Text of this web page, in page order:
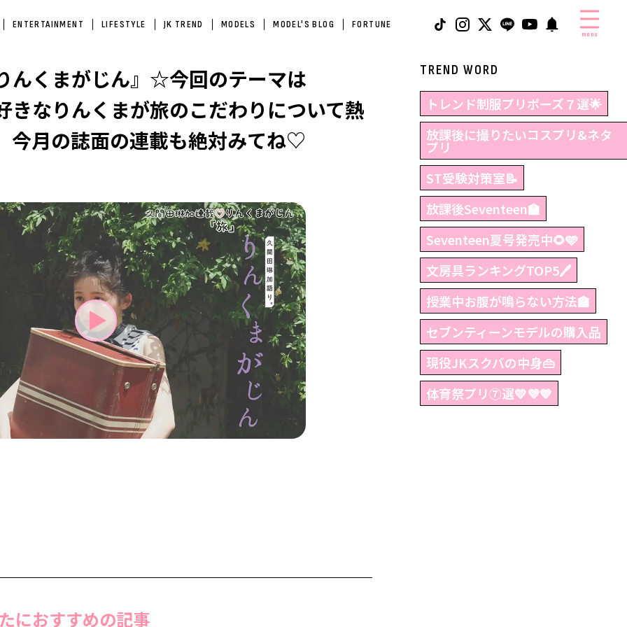
ENTERTAINMENT LIFESTYLE JK TREND MODELS MODEL'S BLOG FORTUNE
menu
んくまがじん』☆今回のテーマは
きなりんくまが旅のこだわりについて熱
月の誌面の連載も絶対みてね♡
におすすめの記事
TREND WORD
トレンド制服プリポーズ７選🌟
放課後に撮りたいコスプリ&ネタ
プリ
ST受験対策室📝
放課後Seventeen🏫
Seventeen夏号発売中🌻🩵
文房具ランキングTOP5🖊
授業中お腹が鳴らない方法🏫
セブンティーンモデルの購入品
現役JKスクバの中身👜
体育祭プリ⑦選💛💜💙